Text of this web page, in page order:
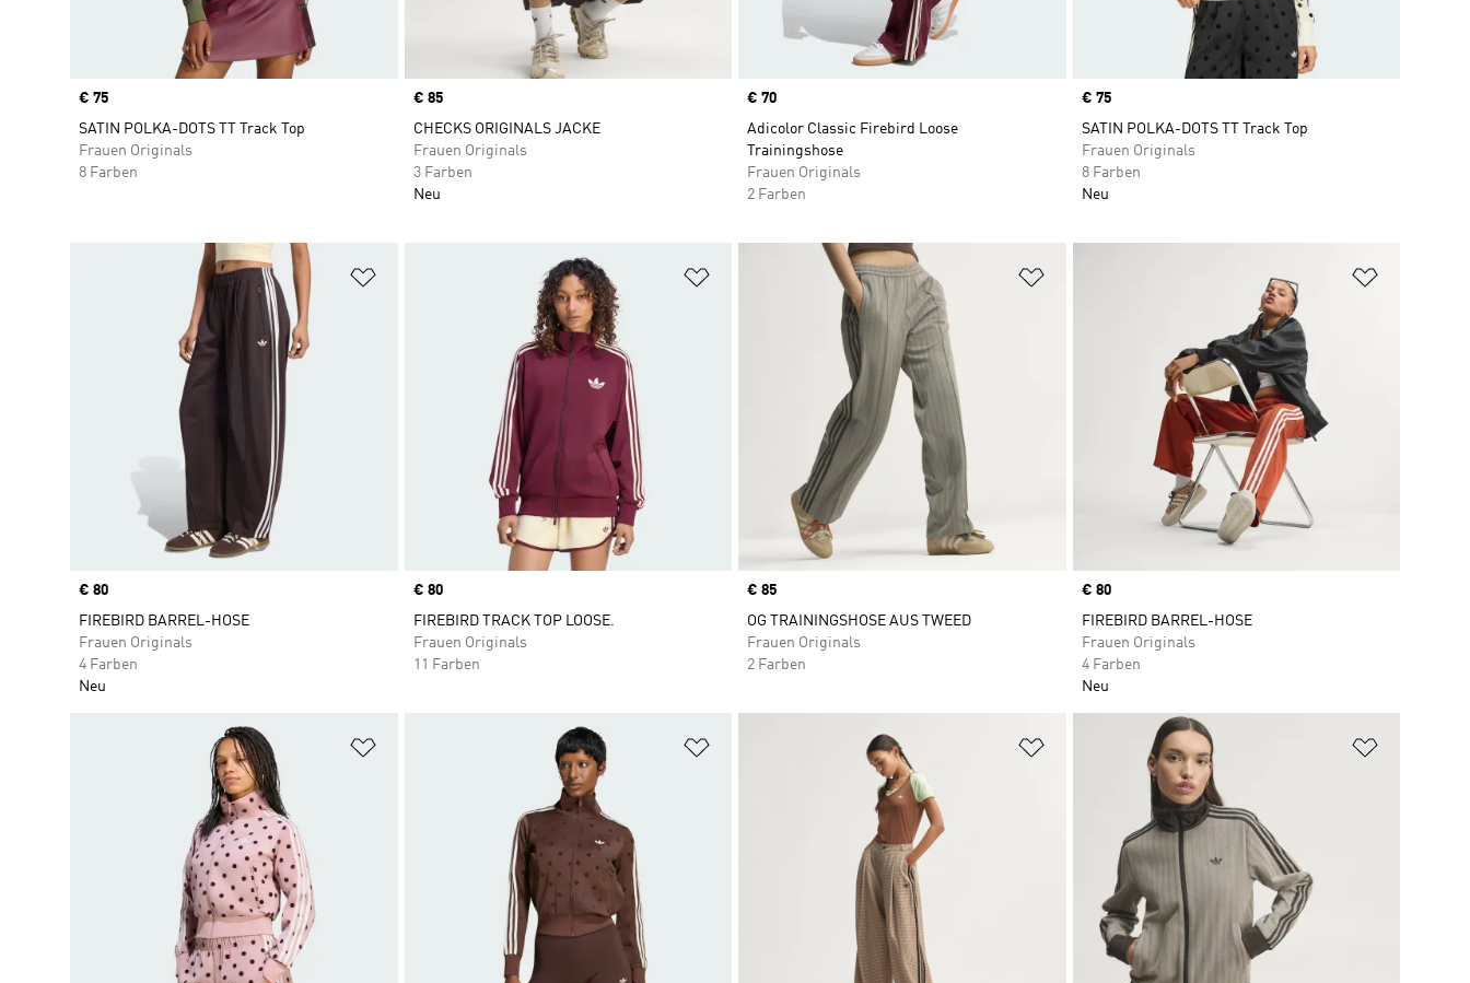
Price
€ 75
SATIN POLKA-DOTS TT Track Top
Frauen Originals
8 Farben
Price
€ 85
CHECKS ORIGINALS JACKE
Frauen Originals
3 Farben
Neu
Price
€ 70
Adicolor Classic Firebird Loose
Trainingshose
Frauen Originals
2 Farben
Price
€ 75
SATIN POLKA-DOTS TT Track Top
Frauen Originals
8 Farben
Neu
Zur Wunschliste hinzufügen
Price
€ 80
FIREBIRD BARREL-HOSE
Frauen Originals
4 Farben
Neu
Zur Wunschliste hinzufügen
Price
€ 80
FIREBIRD TRACK TOP LOOSE.
Frauen Originals
11 Farben
Price
€ 85
OG TRAININGSHOSE AUS TWEED
Frauen Originals
2 Farben
Price
€ 80
FIREBIRD BARREL-HOSE
Frauen Originals
4 Farben
Neu
Zur Wunschliste hinzufügen Zur Wunschliste hinzufügen Zur Wunschliste hinzufügen